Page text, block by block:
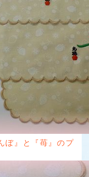
ぼ』と『苺』のプ